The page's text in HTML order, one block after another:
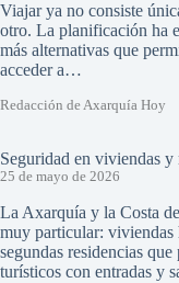
Viajar ya no consiste
otro. La planificación ha
más alternativas que
acceder a…
Redacción de Axarquía Hoy
Seguridad en viviendas
25 de mayo de 2026
La Axarquía y la Costa
muy particular: viviendas
segundas residencias que
turísticos con entradas y